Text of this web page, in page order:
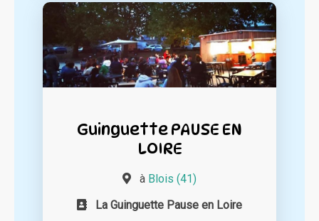
Guinguette PAUSE EN
LOIRE
à Blois (41)
La Guinguette Pause en Loire